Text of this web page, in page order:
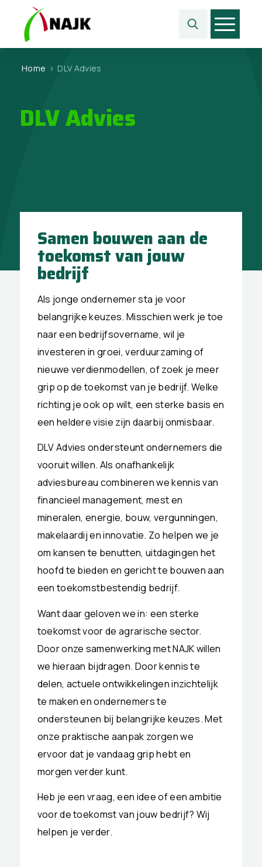
Home > DLV Advies
DLV Advies
Samen bouwen aan de
toekomst van jouw
bedrijf
Als jonge ondernemer sta je voor
belangrijke keuzes. Misschien werk je toe
naar een bedrijfsovername, wil je
investeren in groei, verduurzaming of
nieuwe verdienmodellen, of zoek je meer
grip op de toekomst van je bedrijf. Welke
richting je ook op wilt, een sterke basis en
een heldere visie zijn daarbij onmisbaar.
DLV Advies ondersteunt ondernemers die
vooruit willen. Als onafhankelijk
adviesbureau combineren we kennis van
financieel management, mest en
mineralen, energie, bouw, vergunningen,
makelaardij en innovatie. Zo helpen we je
om kansen te benutten, uitdagingen het
hoofd te bieden en gericht te bouwen aan
een toekomstbestendig bedrijf.
Want daar geloven we in: een sterke
toekomst voor de agrarische sector.
Door onze samenwerking met NAJK willen
we hieraan bijdragen. Door kennis te
delen, actuele ontwikkelingen inzichtelijk
te maken en ondernemers te
ondersteunen bij belangrijke keuzes. Met
onze praktische aanpak zorgen we
ervoor dat je vandaag grip hebt en
morgen verder kunt.
Heb je een vraag, een idee of een ambitie
voor de toekomst van jouw bedrijf? Wij
helpen je verder.